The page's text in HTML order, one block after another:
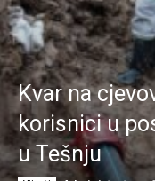
Kvar na
korisnici u
u Tešnju